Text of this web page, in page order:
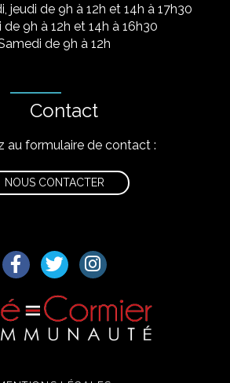
jeudi de 9h à 12h et 14h à 17h30
de 9h à 12h et 14h à 16h30
de 9h à 12h
Contact
au formulaire de contact :
NOUS CONTACTER
Lien vers le compte Facebook
Lien vers le compte Twitter
Lien vers le compte